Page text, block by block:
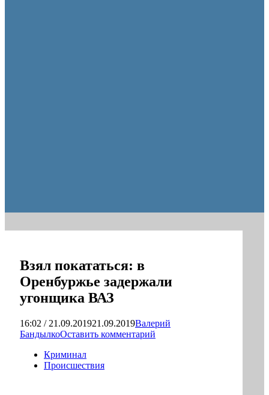
Взял покататься: в
Оренбуржье задержали
угонщика ВАЗ
16:02 / 21.09.201921.09.2019Валерий
БандылкоОставить комментарий
Криминал
Происшествия